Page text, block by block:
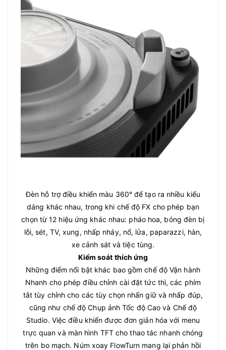
Đèn hỗ trợ điều khiển màu 360° để tạo ra nhiều kiểu
dáng khác nhau, trong khi chế độ FX cho phép bạn
chọn từ 12 hiệu ứng khác nhau: pháo hoa, bóng đèn bị
lỗi, sét, TV, xung, nhấp nháy, nổ, lửa, paparazzi, hàn,
xe cảnh sát và tiệc tùng.
Kiểm soát thích ứng
Những điểm nổi bật khác bao gồm chế độ Vận hành
Nhanh cho phép điều chỉnh cài đặt tức thì, các phím
tắt tùy chỉnh cho các tùy chọn nhấn giữ và nhấp đúp,
cũng như chế độ Chụp ảnh Tốc độ Cao và Chế độ
Studio. Việc điều khiển được đơn giản hóa với menu
trực quan và màn hình TFT cho thao tác nhanh chóng
trên bo mạch. Núm xoay FlowTurn mang lại phản hồi